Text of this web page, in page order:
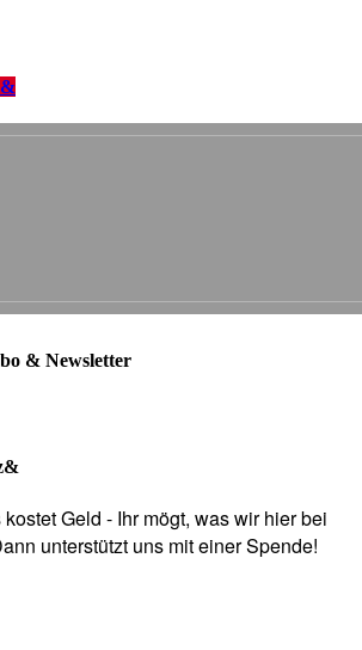
& Newsletter
Geld - Ihr mögt, was wir hier bei
unterstützt uns mit einer Spende!